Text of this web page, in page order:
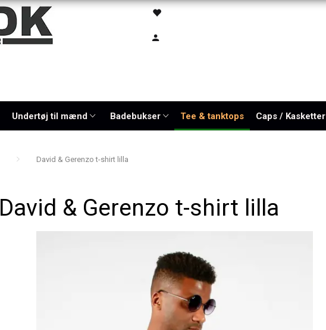
Undertøj til mænd Badebukser Tee & tanktops Caps / Kasketter
David & Gerenzo t-shirt lilla
David & Gerenzo t-shirt lilla